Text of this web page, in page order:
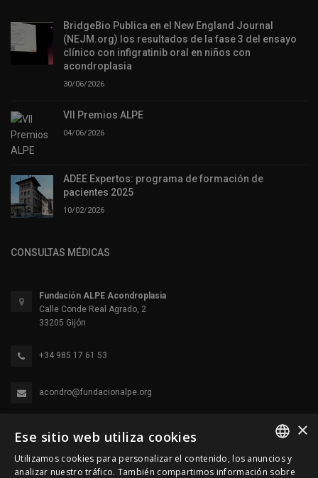
BridgeBio Publica en el New England Journal
(NEJM.org) los resultados de la fase 3 del ensayo
clínico con infigratinib oral en niños con
acondroplasia
30/06/2026
VII Premios ALPE
04/06/2026
ADEE Expertos: programa de formación de
pacientes 2025
10/02/2026
CONSULTAS MÉDICAS
Fundación ALPE Acondroplasia
Calle Conde Real Agrado, 2
33205 Gijón
+34 985 17 61 53
acondro@fundacionalpe.org
SPANISH
×
Ese sitio web utiliza cookies
Utilizamos cookies para personalizar el contenido, los anuncios y
analizar nuestro tráfico. También compartimos información sobre